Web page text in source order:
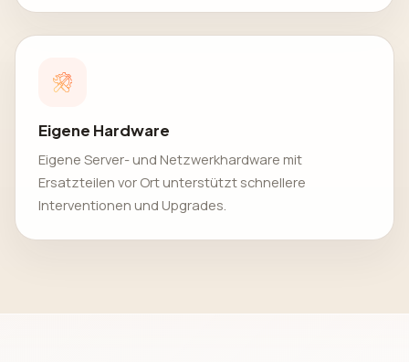
Eigene Hardware
Eigene Server- und Netzwerkhardware mit
Ersatzteilen vor Ort unterstützt schnellere
Interventionen und Upgrades.